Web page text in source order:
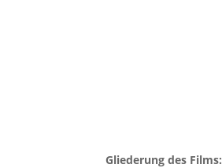
Gliederung des Films: